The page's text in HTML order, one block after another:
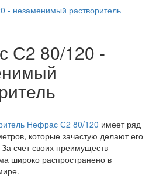
- незаменимый растворитель
С2 80/120 -
Нефрас С2 80/120 имеет ряд
которые зачастую делают его
счет своих преимуществ
широко распространено в